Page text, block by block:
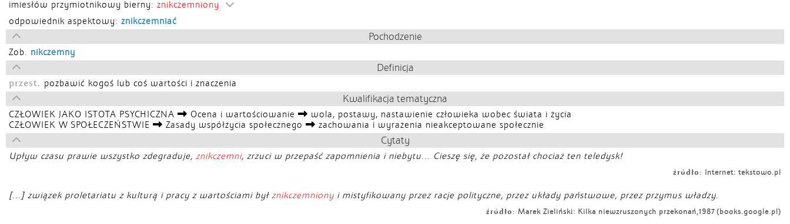
imiesłów przymiotnikowy bierny: znikczemniony
odpowiednik aspektowy: znikczemniać
Pochodzenie
Zob. nikczemny
Definicja
przest. pozbawić kogoś lub coś wartości i znaczenia
Kwalifikacja tematyczna
CZŁOWIEK JAKO ISTOTA PSYCHICZNA Ocena i wartościowanie
wola, postawy, nastawienie człowieka wobec świata i życia
CZŁOWIEK W SPOŁECZEŃSTWIE
Zasady współżycia społecznego zachowania i wyrażenia nieakceptowane społecznie
Cytaty
Upływ czasu prawie wszystko zdegraduje, znikczemni, zrzuci w przepaść zapomnienia i niebytu... Cieszę się, że pozostał chociaż ten teledysk!
źródło: Internet: tekstowo.pl
[...] związek proletariatu z kulturą i pracy z wartościami był znikczemniony i mistyfikowany przez racje polityczne, przez układy państwowe, przez przymus władzy.
źródło: Marek Zieliński: Kilka niewzruszonych przekonań,1987 (books.google.pl)